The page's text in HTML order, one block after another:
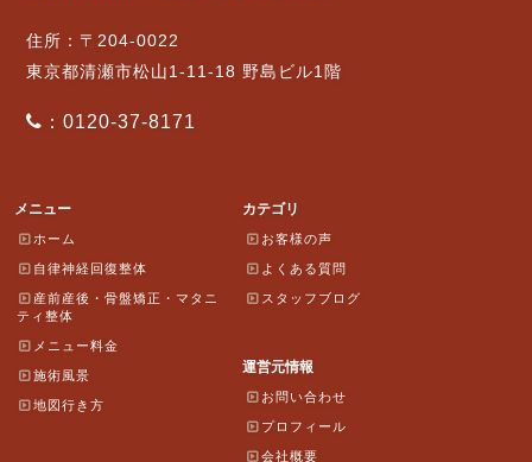
住所：〒204-0022
東京都清瀬市松山1-11-18 野島ビル1階
：0120-37-8171
メニュー
ホーム
自律神経回復整体
産前産後・骨盤矯正・マタニ
ティ整体
メニュー料金
施術風景
地図行き方
カテゴリ
お客様の声
よくある質問
スタッフブログ
運営元情報
お問い合わせ
プロフィール
会社概要